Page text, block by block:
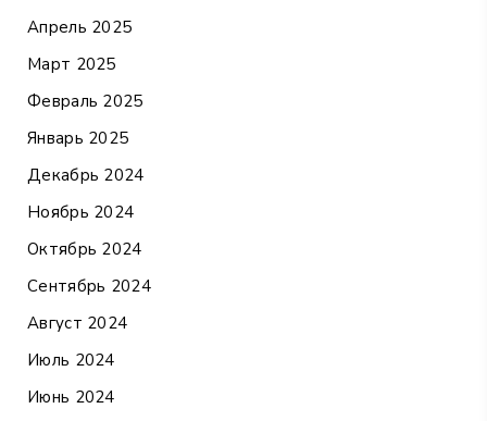
Апрель 2025
Март 2025
Февраль 2025
Январь 2025
Декабрь 2024
Ноябрь 2024
Октябрь 2024
Сентябрь 2024
Август 2024
Июль 2024
Июнь 2024